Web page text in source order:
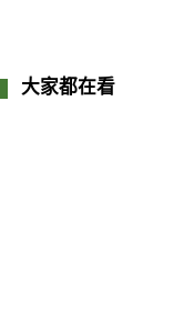
大家都在看